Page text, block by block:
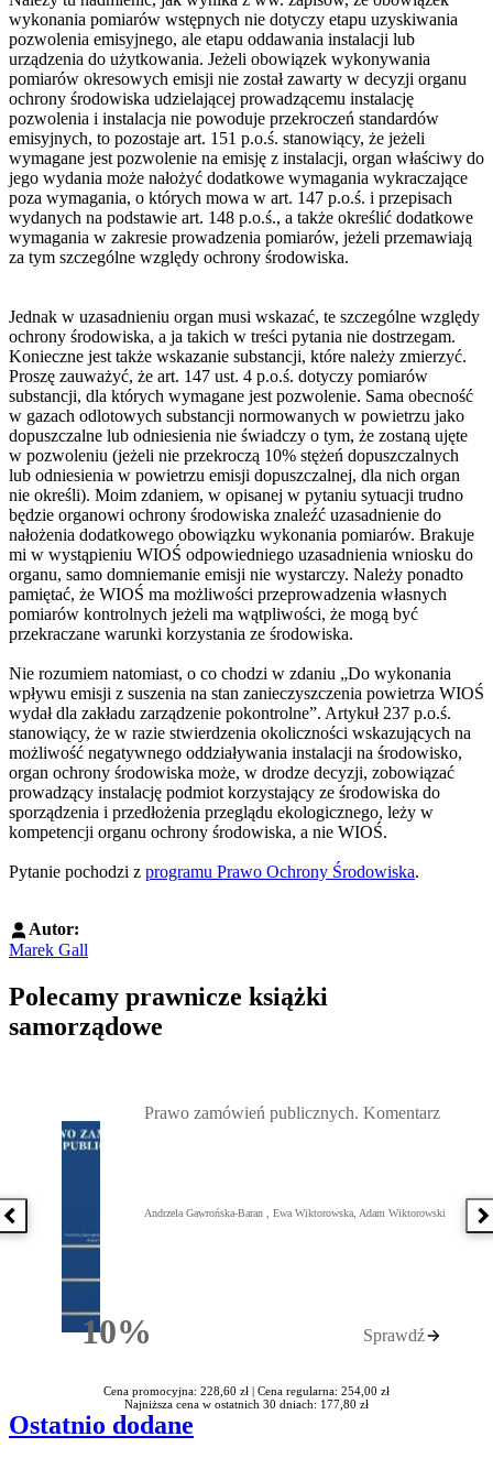
wykonania pomiarów wstępnych nie dotyczy etapu uzyskiwania
pozwolenia emisyjnego, ale etapu oddawania instalacji lub
urządzenia do użytkowania. Jeżeli obowiązek wykonywania
pomiarów okresowych emisji nie został zawarty w decyzji organu
ochrony środowiska udzielającej prowadzącemu instalację
pozwolenia i instalacja nie powoduje przekroczeń standardów
emisyjnych, to pozostaje art. 151 p.o.ś. stanowiący, że jeżeli
wymagane jest pozwolenie na emisję z instalacji, organ właściwy do
jego wydania może nałożyć dodatkowe wymagania wykraczające
poza wymagania, o których mowa w art. 147 p.o.ś. i przepisach
wydanych na podstawie art. 148 p.o.ś., a także określić dodatkowe
wymagania w zakresie prowadzenia pomiarów, jeżeli przemawiają
za tym szczególne względy ochrony środowiska.
Jednak w uzasadnieniu organ musi wskazać, te szczególne względy
ochrony środowiska, a ja takich w treści pytania nie dostrzegam.
Konieczne jest także wskazanie substancji, które należy zmierzyć.
Proszę zauważyć, że art. 147 ust. 4 p.o.ś. dotyczy pomiarów
substancji, dla których wymagane jest pozwolenie. Sama obecność
w gazach odlotowych substancji normowanych w powietrzu jako
dopuszczalne lub odniesienia nie świadczy o tym, że zostaną ujęte
w pozwoleniu (jeżeli nie przekroczą 10% stężeń dopuszczalnych
lub odniesienia w powietrzu emisji dopuszczalnej, dla nich organ
nie określi). Moim zdaniem, w opisanej w pytaniu sytuacji trudno
będzie organowi ochrony środowiska znaleźć uzasadnienie do
nałożenia dodatkowego obowiązku wykonania pomiarów. Brakuje
mi w wystąpieniu WIOŚ odpowiedniego uzasadnienia wniosku do
organu, samo domniemanie emisji nie wystarczy. Należy ponadto
pamiętać, że WIOŚ ma możliwości przeprowadzenia własnych
pomiarów kontrolnych jeżeli ma wątpliwości, że mogą być
przekraczane warunki korzystania ze środowiska.
Nie rozumiem natomiast, o co chodzi w zdaniu „Do wykonania
wpływu emisji z suszenia na stan zanieczyszczenia powietrza WIOŚ
wydał dla zakładu zarządzenie pokontrolne”. Artykuł 237 p.o.ś.
stanowiący, że w razie stwierdzenia okoliczności wskazujących na
możliwość negatywnego oddziaływania instalacji na środowisko,
organ ochrony środowiska może, w drodze decyzji, zobowiązać
prowadzący instalację podmiot korzystający ze środowiska do
sporządzenia i przedłożenia przeglądu ekologicznego, leży w
kompetencji organu ochrony środowiska, a nie WIOŚ.
Pytanie pochodzi z programu Prawo Ochrony Środowiska.
Autor:
Marek Gall
Polecamy prawnicze książki
samorządowe
Poprzednia książka
10%Rabatu
Prawo zamówień publicznych. Komentarz
Andrzela Gawrońska-Baran , Ewa Wiktorowska, Adam Wiktorowski
Sprawdź
Cena promocyjna: 228,60 zł | Cena regularna: 254,00 zł
Najniższa cena w ostatnich 30 dniach: 177,80 zł
Ostatnio dodane